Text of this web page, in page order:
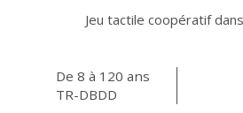
Jeu tactile coopératif
De 8 à 120 ans
TR-DBDD